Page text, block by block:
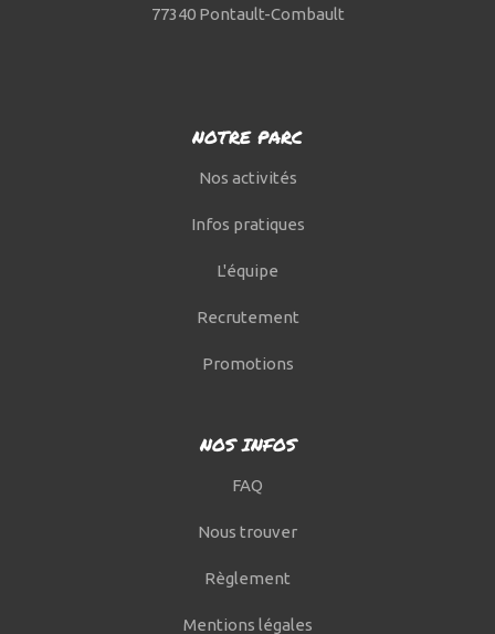
77340 Pontault-Combault
NOTRE PARC
Nos activités
Infos pratiques
L'équipe
Recrutement
Promotions
NOS INFOS
FAQ
Nous trouver
Règlement
Mentions légales